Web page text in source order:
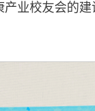
业校友会的